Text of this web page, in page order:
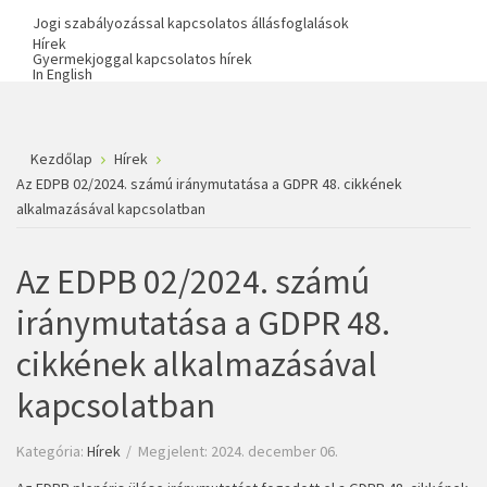
Jogi szabályozással kapcsolatos állásfoglalások
Hírek
Gyermekjoggal kapcsolatos hírek
In English
Kezdőlap
Hírek
Az EDPB 02/2024. számú iránymutatása a GDPR 48. cikkének
alkalmazásával kapcsolatban
Az EDPB 02/2024. számú
iránymutatása a GDPR 48.
cikkének alkalmazásával
kapcsolatban
Kategória: Hírek
Megjelent: 2024. december 06.